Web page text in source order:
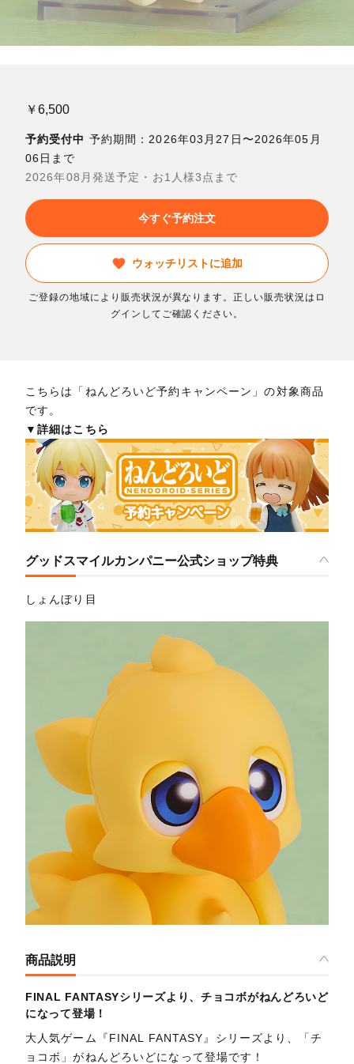
￥6,500
予約受付中 予約期間：2026年03月27日〜2026年05月
06日まで
2026年08月発送予定・お1人様3点まで
今すぐ予約注文
ウォッチリストに追加
ご登録の地域により販売状況が異なります。正しい販売状況はロ
グインしてご確認ください。
こちらは「ねんどろいど予約キャンペーン」の対象商品
です。
▼詳細はこちら
グッドスマイルカンパニー公式ショップ特典
しょんぼり目
商品説明
FINAL FANTASYシリーズより、チョコボがねんどろいど
になって登場！
大人気ゲーム『FINAL FANTASY』シリーズより、「チ
ョコボ」がねんどろいどになって登場です！